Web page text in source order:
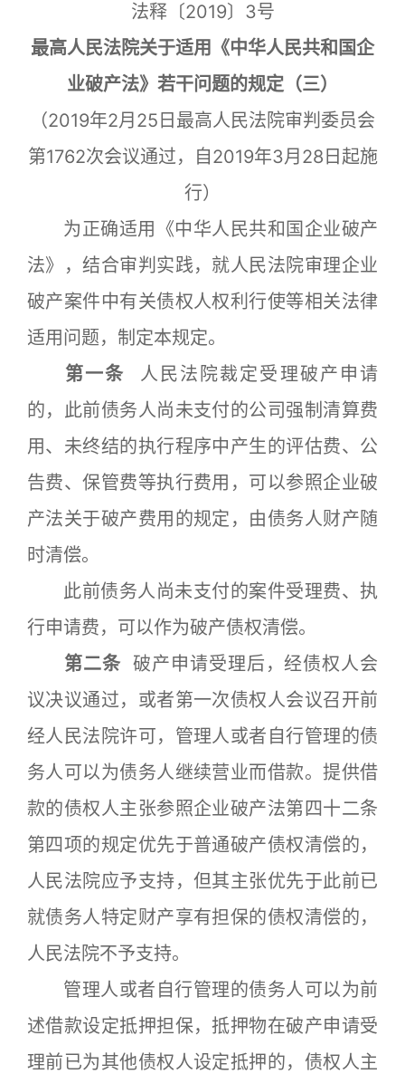
法释〔2019〕3号
最高人民法院关于适用《中华人民共和国企
业破产法》若干问题的规定（三）
（2019年2月25日最高人民法院审判委员会
第1762次会议通过，自2019年3月28日起施
行）
为正确适用《中华人民共和国企业破产
法》，结合审判实践，就人民法院审理企业
破产案件中有关债权人权利行使等相关法律
适用问题，制定本规定。
第一条
人民法院裁定受理破产申请
的，此前债务人尚未支付的公司强制清算费
用、未终结的执行程序中产生的评估费、公
告费、保管费等执行费用，可以参照企业破
产法关于破产费用的规定，由债务人财产随
时清偿。
此前债务人尚未支付的案件受理费、执
行申请费，可以作为破产债权清偿。
第二条 破产申请受理后，经债权人会
议决议通过，或者第一次债权人会议召开前
经人民法院许可，管理人或者自行管理的债
务人可以为债务人继续营业而借款。提供借
款的债权人主张参照企业破产法第四十二条
第四项的规定优先于普通破产债权清偿的，
人民法院应予支持，但其主张优先于此前已
就债务人特定财产享有担保的债权清偿的，
人民法院不予支持。
管理人或者自行管理的债务人可以为前
述借款设定抵押担保，抵押物在破产申请受
理前已为其他债权人设定抵押的，债权人主